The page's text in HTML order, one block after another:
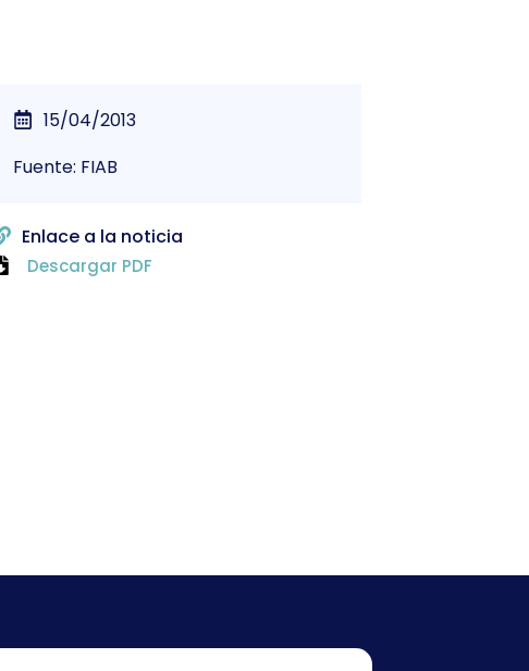
15/04/2013
Fuente: FIAB
Enlace a la noticia
Descargar PDF